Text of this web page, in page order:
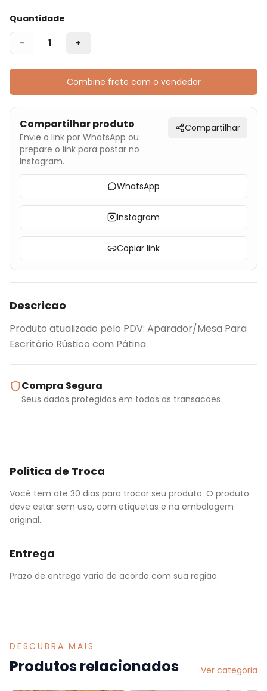
Quantidade
- 1 +
Combine frete com o vendedor
Compartilhar produto
Envie o link por WhatsApp ou
prepare o link para postar no
Instagram.
Compartilhar
WhatsApp
Instagram
Copiar link
Descricao
Produto atualizado pelo PDV: Aparador/Mesa Para
Escritório Rústico com Pátina
Compra Segura
Seus dados protegidos em todas as transacoes
Politica de Troca
Você tem ate 30 dias para trocar seu produto. O produto
deve estar sem uso, com etiquetas e na embalagem
original.
Entrega
Prazo de entrega varia de acordo com sua região.
DESCUBRA MAIS
Produtos relacionados Ver categoria